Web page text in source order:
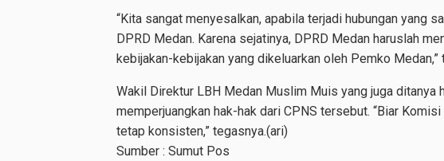
“Kita sangat menyesalkan, apabila terjadi hubungan yang
DPRD Medan. Karena sejatinya, DPRD Medan haruslah
kebijakan-kebijakan yang dikeluarkan oleh Pemko Medan,”
Wakil Direktur LBH Medan Muslim Muis yang juga ditanya
memperjuangkan hak-hak dari CPNS tersebut. “Biar
tetap konsisten,” tegasnya.(ari)
Sumber : Sumut Pos